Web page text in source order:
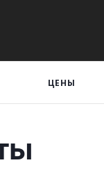
ЦЕНЫ